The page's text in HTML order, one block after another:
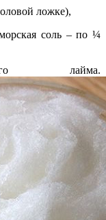
ложке),
соль – по ¼
лайма.